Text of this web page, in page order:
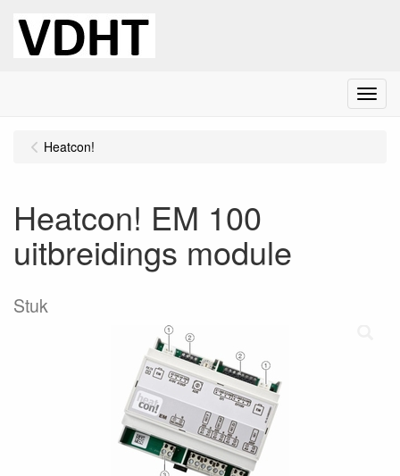
Menu
Heatcon!
Heatcon! EM 100
uitbreidings module
Stuk